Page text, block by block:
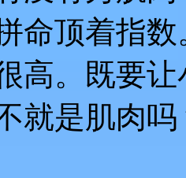
命顶着指
高。既要
就是肌肉吗